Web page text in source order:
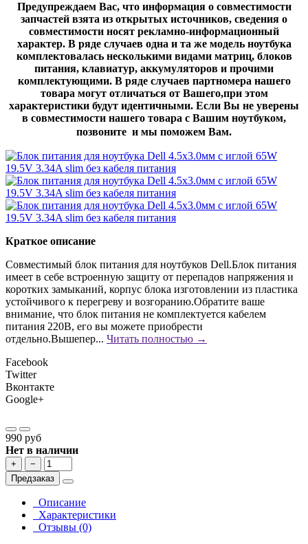
Предупреждаем Вас, что информация о совместимости
запчастей взята из открытых источников, сведения о
совместимости носят рекламно-информационный
характер. В ряде случаев одна и та же модель ноутбука
комплектовалась несколькими видами матриц, блоков
питания, клавиатур, аккумуляторов и прочими
комплектующими. В ряде случаев партномера нашего
товара могут отличаться от Вашего,при этом
характеристики будут идентичными. Если Вы не уверены
в совместимости нашего товара с Вашим ноутбуком,
позвоните и мы поможем Вам.
Краткое описание
Совместимый блок питания для ноутбуков Dell.Блок питания
имеет в себе встроенную защиту от перепадов напряжения и
коротких замыканий, корпус блока изготовлении из пластика
устойчивого к перегреву и возгоранию.Обратите ваше
внимание, что блок питания не комплектуется кабелем
питания 220В, его вы можете приобрести
отдельно.Вышепер... Читать полностью →
Facebook
Twitter
Вконтакте
Google+
990 руб
Нет в наличии
+
−
Предзаказ
Описание
Характеристики
Отзывы (0)